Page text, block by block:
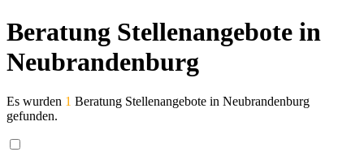
Beratung Stellenangebote in
Neubrandenburg
Es wurden 1 Beratung Stellenangebote in Neubrandenburg
gefunden.